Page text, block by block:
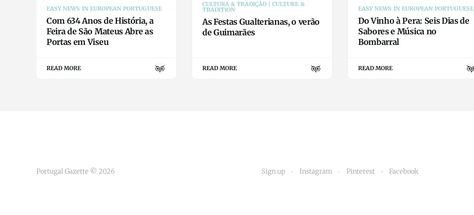
EASY NEWS IN EUROPEAN PORTUGUESE
Com 634 Anos de História, a
Feira de São Mateus Abre as
Portas em Viseu
READ MORE
CULTURA & TRADIÇÃO | CULTURE &
TRADITION
As Festas Gualterianas, o verão
de Guimarães
READ MORE
EASY NEWS IN EUROPEAN PORTUGUESE
Do Vinho à Pera: Seis Dias de
Sabores e Música no
Bombarral
READ MORE
Portugal Gazette © 2026 Sign up Instagram Pinterest Facebook